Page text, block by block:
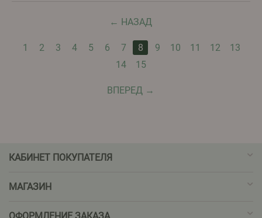
НАЗАД
1 2 3 4 5 6 7 8 9 10 11 12
13
14
15
ВПЕРЕД
КАБИНЕТ ПОКУПАТЕЛЯ
МАГАЗИН